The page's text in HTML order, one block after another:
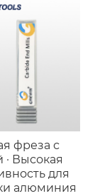
фреза с
· Высокая
для
алюминия